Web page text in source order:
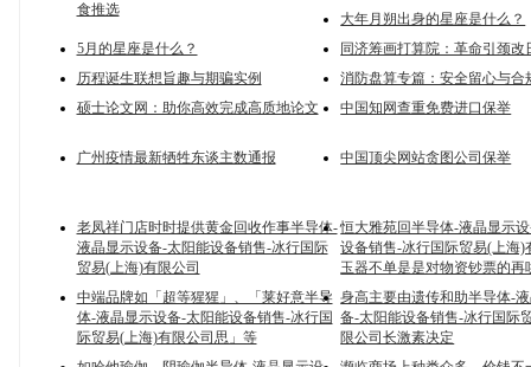
食推选
大年月朔出身的星座是什么？
5月的星座是什么？
同济筹画打算院：革命引颈改
历程诞生联想旨趣与期骗实例
消防盘算专篇：安全留心与合
硕士论文网：助你高效完成高质地论文
中国知网查重免费进口保举
广州疫情最新牺牲东谈主数通报 中国顶尖网站贪图公司保举
老凤祥门店时时提供黄金回收作事半导体-
液晶显示设备-太阳能设备销售-冰行国际
贸易(上海)有限公司
恒大雅苑回半导体-液晶显示
设备销售-冰行国际贸易(上海)
玉器不单是是对物资钞票的再
中端品牌如「超等猩猩」、「莱好意半导
体-液晶显示设备-太阳能设备销售-冰行国
际贸易(上海)有限公司思」等
身高主要由遗传和助半导体-
备-太阳能设备销售-冰行国际
限公司长激素决定